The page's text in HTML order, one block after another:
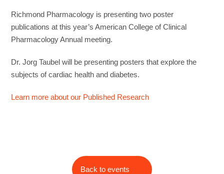
Richmond Pharmacology is presenting two poster
publications at this year’s American College of Clinical
Pharmacology Annual meeting.
Dr. Jorg Taubel will be presenting posters that explore the
subjects of cardiac health and diabetes.
Learn more about our Published Research
Back to events